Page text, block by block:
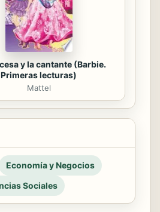
y la cantante (Barbie.
Primeras lecturas)
Mattel
Economía y Negocios
Sociales